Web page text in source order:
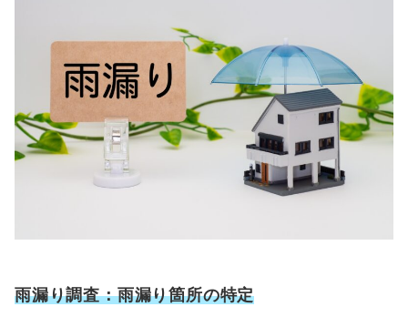
雨漏り調査：雨漏り箇所の特定